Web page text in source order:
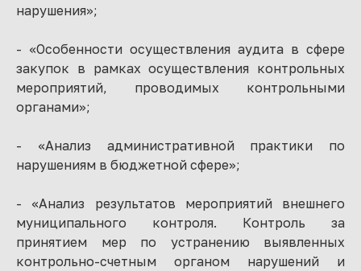
нарушения»;
- «Особенности осуществления аудита в сфере
закупок в рамках осуществления контрольных
мероприятий, проводимых контрольными
органами»;
- «Анализ административной практики по
нарушениям в бюджетной сфере»;
- «Анализ результатов мероприятий внешнего
муниципального контроля. Контроль за
принятием мер по устранению выявленных
контрольно-счетным органом нарушений и